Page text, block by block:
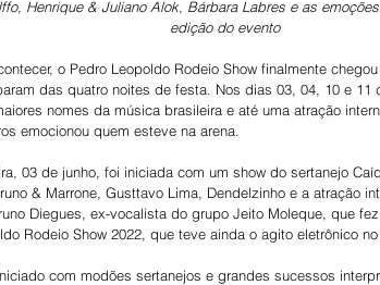
Henrique & Juliano Alok, Bárbara Labres e as
edição do evento
o Pedro Leopoldo Rodeio Show finalmente
das quatro noites de festa. Nos dias 03, 04, 10 e 11
nomes da música brasileira e até uma atração
emocionou quem esteve na arena.
03 de junho, foi iniciada com um show do sertanejo
& Marrone, Gusttavo Lima, Dendelzinho e a atração
Diegues, ex-vocalista do grupo Jeito Moleque, que
Rodeio Show 2022, que teve ainda o agito eletrônico
com modões sertanejos e grandes sucessos